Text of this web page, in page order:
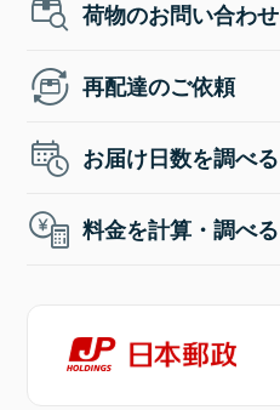
荷物のお問い合わせ
再配達のご依頼
お届け日数を調べる
料金を計算・調べる